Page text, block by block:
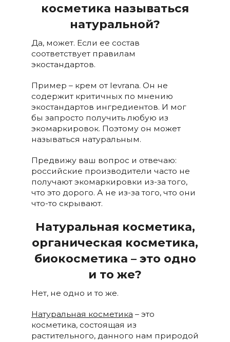
косметика называться
натуральной?
Да, может. Если ее состав
соответствует правилам
экостандартов.
Пример – крем от levrana. Он не
содержит критичных по мнению
экостандартов ингредиентов. И мог
бы запросто получить любую из
экомаркировок. Поэтому он может
называться натуральным.
Предвижу ваш вопрос и отвечаю:
российские производители часто не
получают экомаркировки из-за того,
что это дорого. А не из-за того, что они
что-то скрывают.
Натуральная косметика,
органическая косметика,
биокосметика – это одно
и то же?
Нет, не одно и то же.
Натуральная косметика – это
косметика, состоящая из
растительного, данного нам природой